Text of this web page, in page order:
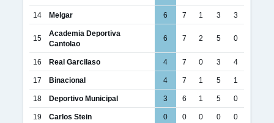
14 Melgar 6 7 1 3 3
15
Academia Deportiva
Cantolao
6 7 2 5 0
16 Real Garcilaso 4 7 0 3 4
17 Binacional 4 7 1 5 1
18 Deportivo Municipal 3 6 1 5 0
19 Carlos Stein 0 0 0 0 0